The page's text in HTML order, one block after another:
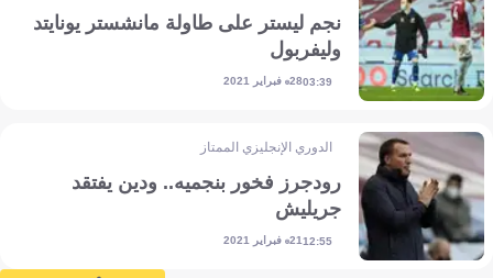
نجم ليستر على طاولة مانشستر يونايتد
وليفربول
03:3928 فبراير 2021
الدوري الإنجليزي الممتاز
رودجرز فخور بنجميه.. ودين يفتقد
جريليش
12:5521 فبراير 2021